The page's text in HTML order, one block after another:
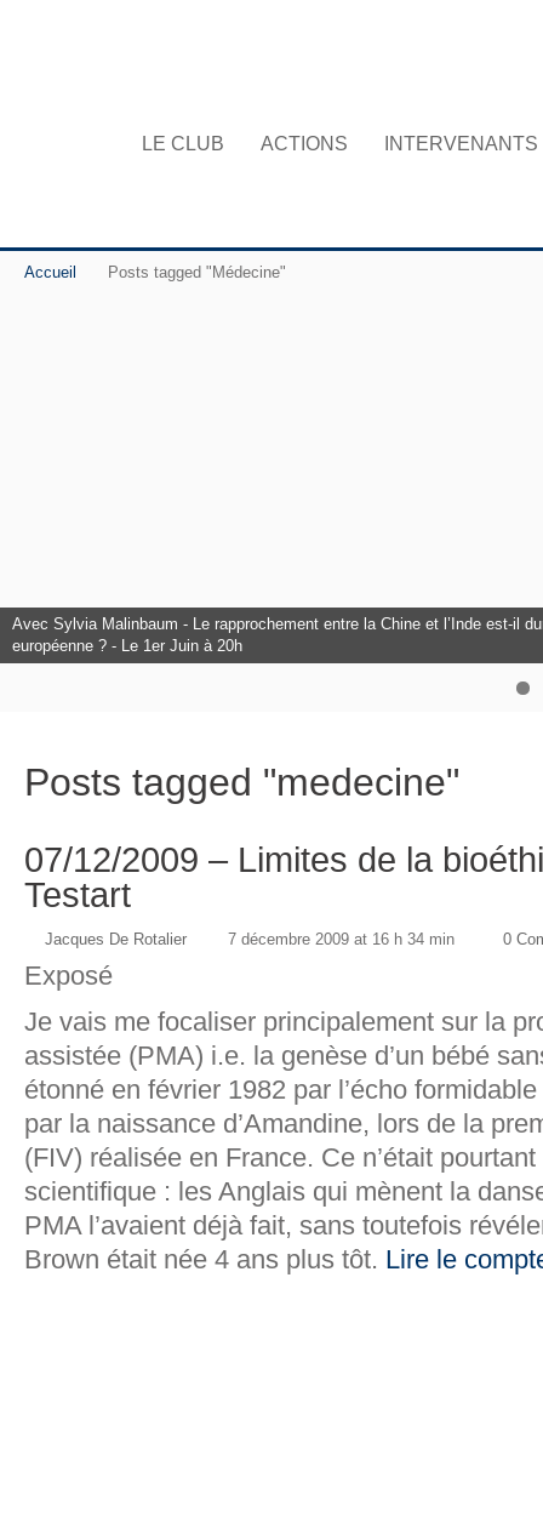
LE CLUB ACTIONS INTERVENANTS
Accueil Posts tagged "Médecine"
L'Europe à l'honneur au Club Citoyens.
Avec Sylvia Malinbaum - Le rapprochement entre la Chine et l’Inde est-il
européenne ? - Le 1er Juin à 20h
Avec François Bancilhon - L’intelligence Artificielle est-elle un danger
Posts tagged "medecine"
07/12/2009 – Limites de la
Testart
Jacques De Rotalier 7 décembre 2009 at 16 h 34 min 0
Exposé
Je vais me focaliser principalement sur la
assistée (PMA) i.e. la genèse d’un bébé
étonné en février 1982 par l’écho
par la naissance d’Amandine, lors de la
(FIV) réalisée en France. Ce n’était
scientifique : les Anglais qui mènent la
PMA l’avaient déjà fait, sans toutefois
Brown était née 4 ans plus tôt. Lire le